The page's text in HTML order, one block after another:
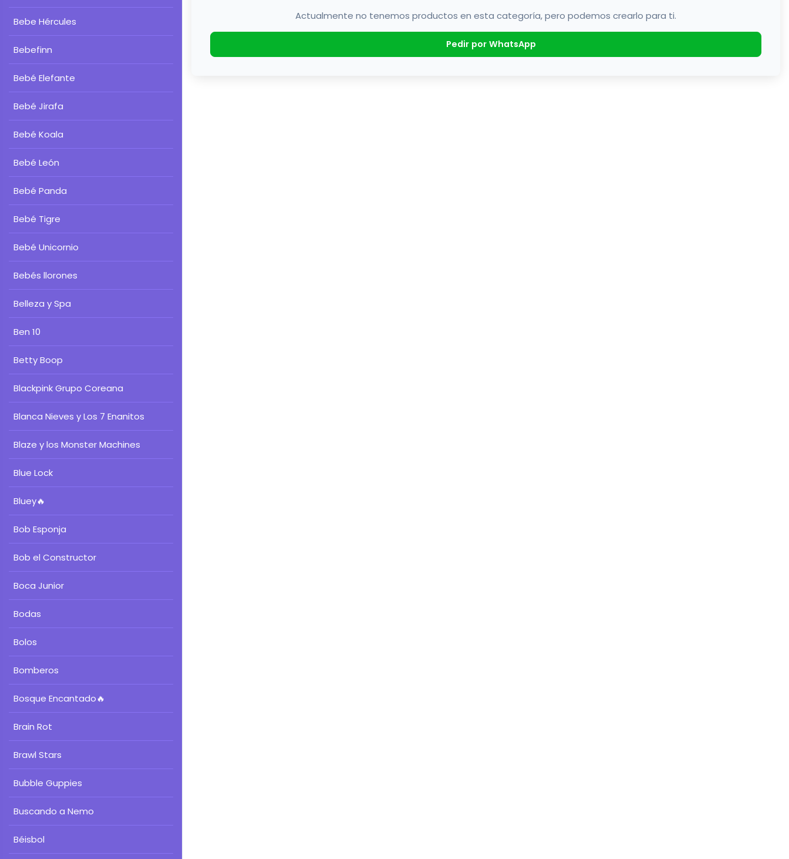
Bebe Hércules
Bebefinn
Bebé Elefante
Bebé Jirafa
Bebé Koala
Bebé León
Bebé Panda
Bebé Tigre
Bebé Unicornio
Bebés llorones
Belleza y Spa
Ben 10
Betty Boop
Blackpink Grupo Coreana
Blanca Nieves y Los 7 Enanitos
Blaze y los Monster Machines
Blue Lock
Bluey🔥
Bob Esponja
Bob el Constructor
Boca Junior
Bodas
Bolos
Bomberos
Bosque Encantado🔥
Brain Rot
Brawl Stars
Bubble Guppies
Buscando a Nemo
Béisbol
Actualmente no tenemos productos en esta categoría, pero podemos crearlo para ti.
Pedir por WhatsApp